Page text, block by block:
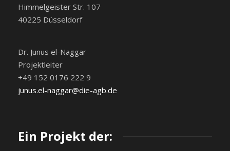
Himmelgeister Str. 107
40225 Düsseldorf
Dr. Junus el-Naggar
Projektleiter
+49 152 0176 222 9
junus.el-naggar@die-agb.de
Ein Projekt der: